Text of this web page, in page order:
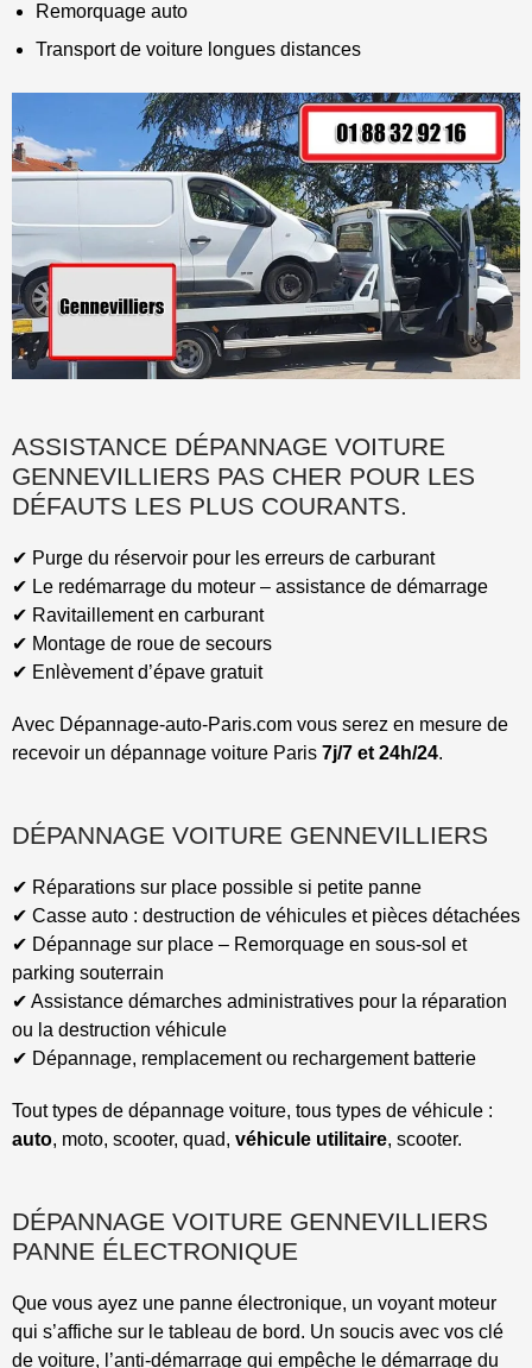
Remorquage auto
Transport de voiture longues distances
ASSISTANCE DÉPANNAGE VOITURE
GENNEVILLIERS PAS CHER POUR LES
DÉFAUTS LES PLUS COURANTS.
✔︎ Purge du réservoir pour les erreurs de carburant
✔︎ Le redémarrage du moteur – assistance de démarrage
✔︎ Ravitaillement en carburant
✔︎ Montage de roue de secours
✔︎ Enlèvement d’épave gratuit
Avec Dépannage-auto-Paris.com vous serez en mesure de
recevoir un dépannage voiture Paris 7j/7 et 24h/24.
DÉPANNAGE VOITURE GENNEVILLIERS
✔︎ Réparations sur place possible si petite panne
✔︎ Casse auto : destruction de véhicules et pièces détachées
✔︎ Dépannage sur place – Remorquage en sous-sol et
parking souterrain
✔︎ Assistance démarches administratives pour la réparation
ou la destruction véhicule
✔︎ Dépannage, remplacement ou rechargement batterie
Tout types de dépannage voiture, tous types de véhicule :
auto, moto, scooter, quad, véhicule utilitaire, scooter.
DÉPANNAGE VOITURE GENNEVILLIERS
PANNE ÉLECTRONIQUE
Que vous ayez une panne électronique, un voyant moteur
qui s’affiche sur le tableau de bord. Un soucis avec vos clé
de voiture, l’anti-démarrage qui empêche le démarrage du